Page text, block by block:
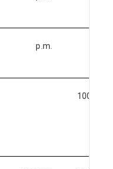
p.m.
100.000